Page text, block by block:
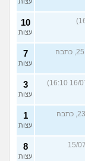
10
עצות
(נהגת לחוצה, בת 25, כתבה
7
עצות
3
עצות
(מירי, בת 23, כתבה
1
עצות
כתב ב-15/07/26
8
עצות